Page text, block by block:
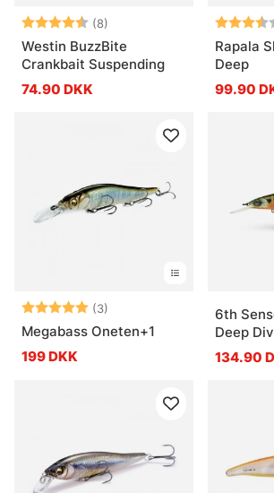
Vurdering: (8)
4.5 ud af 5 stjerner
Westin BuzzBite
Crankbait Suspending
74.90 DKK
Rapala
Deep
99.90
Vurdering: (3)
5.0 ud af 5 stjerner
Megabass Oneten+1
199 DKK
6th
Deep
134.90